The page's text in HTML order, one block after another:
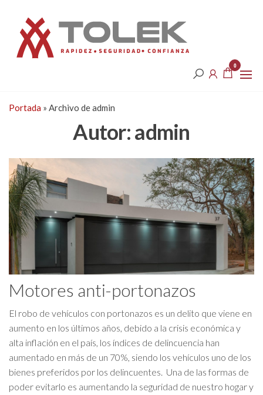
contenido
0
Portada » Archivo de admin
Autor:admin
Motores anti-portonazos
El robo de vehículos con portonazos es un delito que viene en
aumento en los últimos años, debido a la crisis económica y
alta inflación en el país, los índices de delincuencia han
aumentado en más de un 70%, siendo los vehículos uno de los
bienes preferidos por los delincuentes. Una de las formas de
poder evitarlo es aumentando la seguridad de nuestro hogar y